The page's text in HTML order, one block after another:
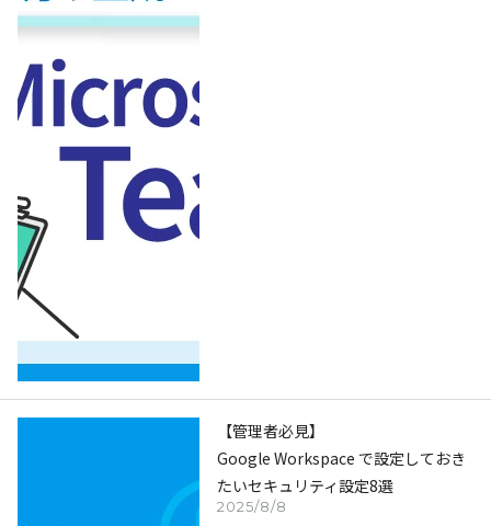
2025/8/8
【管理者必見】
Google Workspace で設定しておき
たいセキュリティ設定8選